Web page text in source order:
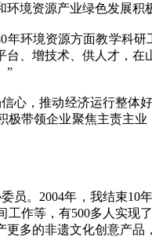
境资源产业绿色发展
环境资源方面教学科研
、增技术、供人才，
”
，推动经济运行整体
极带领企业聚焦主责主
。2004年，我结束10
作等，有500多人实现
多的非遗文化创意产品